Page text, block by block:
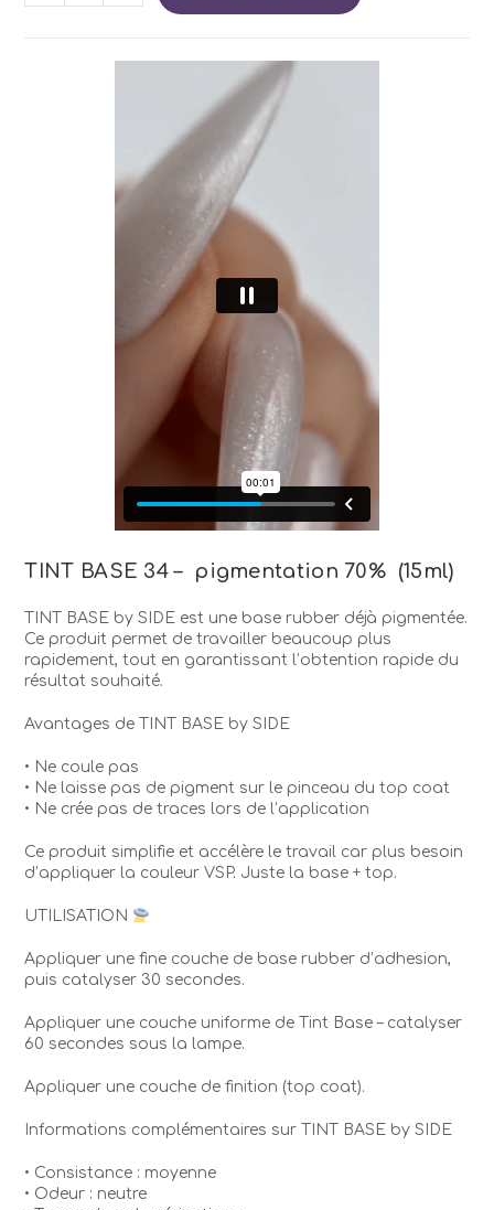
TINT BASE 34 – pigmentation 70% (15ml)
TINT BASE by SIDE est une base rubber déjà pigmentée.
Ce produit permet de travailler beaucoup plus
rapidement, tout en garantissant l’obtention rapide du
résultat souhaité.
Avantages de TINT BASE by SIDE
• Ne coule pas
• Ne laisse pas de pigment sur le pinceau du top coat
• Ne crée pas de traces lors de l’application
Ce produit simplifie et accélère le travail car plus besoin
d’appliquer la couleur VSP. Juste la base + top.
UTILISATION
Appliquer une fine couche de base rubber d’adhesion,
puis catalyser 30 secondes.
Appliquer une couche uniforme de Tint Base – catalyser
60 secondes sous la lampe.
Appliquer une couche de finition (top coat).
Informations complémentaires sur TINT BASE by SIDE
• Consistance : moyenne
• Odeur : neutre